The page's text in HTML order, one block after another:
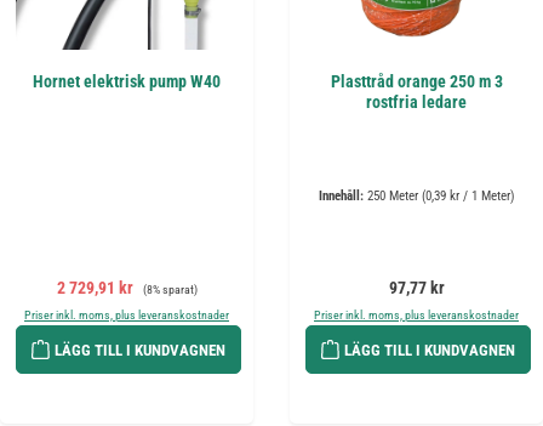
Hornet elektrisk pump W40
Försäljningspris:
2 729,91 kr Ordinarie pris:
(8% sparat)
Priser inkl. moms, plus leveranskostnader
LÄGG TILL I KUNDVAGNEN
Plasttråd orange 250 m 3
rostfria ledare
Innehåll: 250 Meter (0,39 kr / 1 Meter)
Ordinarie pris:
97,77 kr
Priser inkl. moms, plus leveranskostnader
LÄGG TILL I KUNDVAGNEN